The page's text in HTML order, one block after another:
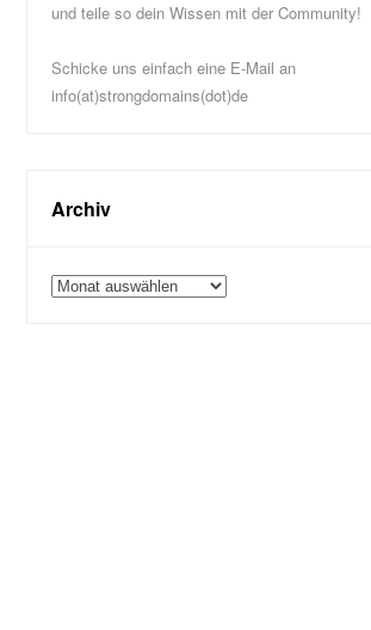
und teile so dein Wissen mit der Community!
Schicke uns einfach eine E-Mail an
info(at)strongdomains(dot)de
Archiv
Archiv